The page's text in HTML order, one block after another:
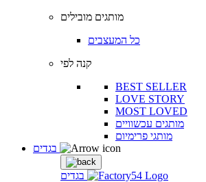
מותגים מובילים
כל המעצבים
קנה לפי
BEST SELLER
LOVE STORY
MOST LOVED
מותגים עכשוויים
מותגי פרימיום
בגדים